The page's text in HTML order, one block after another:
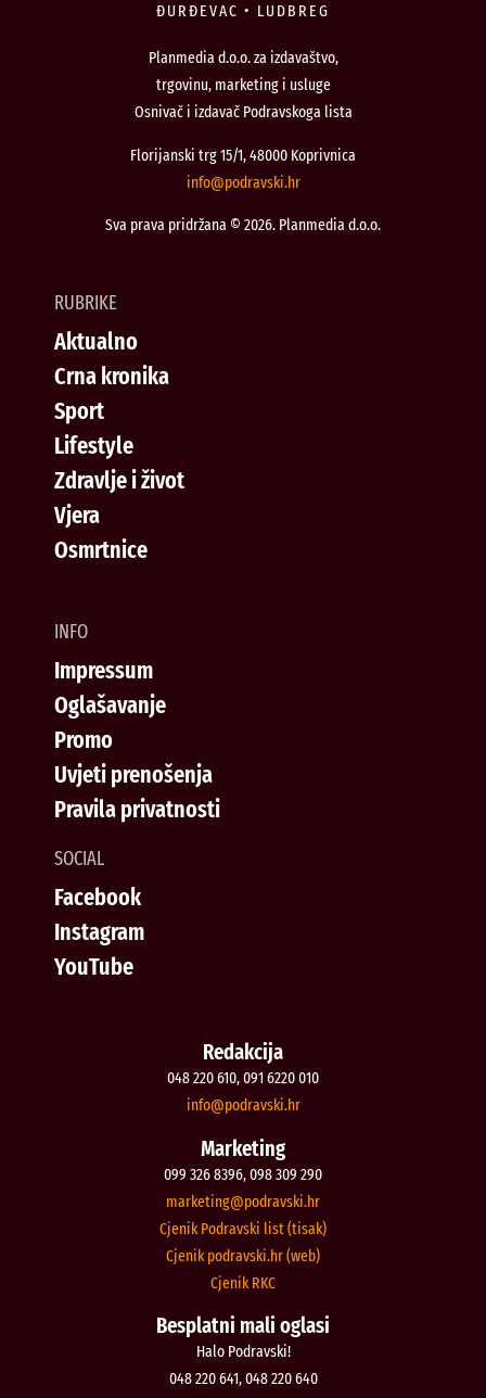
ĐURĐEVAC • LUDBREG
Planmedia d.o.o. za izdavaštvo,
trgovinu, marketing i usluge
Osnivač i izdavač Podravskoga lista
Florijanski trg 15/1, 48000 Koprivnica
rh.iksvardop
@ofni
Sva prava pridržana © 2026. Planmedia d.o.o.
RUBRIKE
Aktualno
Crna kronika
Sport
Lifestyle
Zdravlje i život
Vjera
Osmrtnice
INFO
Impressum
Oglašavanje
Promo
Uvjeti prenošenja
Pravila privatnosti
SOCIAL
Facebook
Instagram
YouTube
Redakcija
048 220 610, 091 6220 010
rh.iksvardop
@ofni
Marketing
099 326 8396, 098 309 290
rh.iksvardop
@gnitekram
Cjenik Podravski list (tisak)
Cjenik podravski.hr (web)
Cjenik RKC
Besplatni mali oglasi
Halo Podravski!
048 220 641, 048 220 640